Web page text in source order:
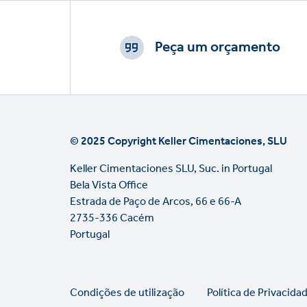
Footer
Peça um orçamento
© 2025 Copyright Keller Cimentaciones, SLU
Keller Cimentaciones SLU, Suc. in Portugal
Bela Vista Office
Estrada de Paço de Arcos, 66 e 66-A
2735-336 Cacém
Portugal
Legal
Condições de utilização Política de